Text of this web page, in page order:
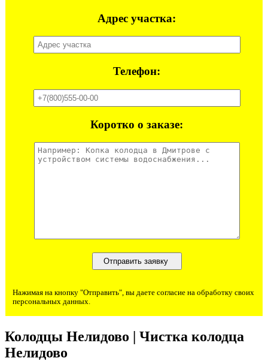
Адрес участка:
Телефон:
Коротко о заказе:
Нажимая на кнопку "Отправить", вы даете согласие на обработку своих
персональных данных.
Колодцы Нелидово | Чистка колодца
Нелидово